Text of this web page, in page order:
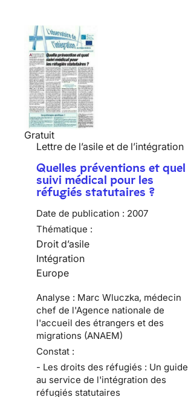
Gratuit
Lettre de l’asile et de l’intégration
Quelles préventions et quel
suivi médical pour les
réfugiés statutaires ?
Date de publication : 2007
Thématique :
Droit d’asile
Intégration
Europe
Analyse : Marc Wluczka, médecin
chef de l'Agence nationale de
l'accueil des étrangers et des
migrations (ANAEM)
Constat :
- Les droits des réfugiés : Un guide
au service de l'intégration des
réfugiés statutaires